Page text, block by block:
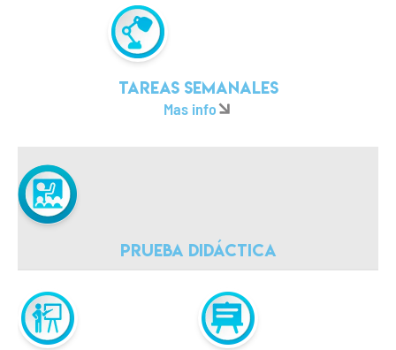
Tareas semanales
Mas info
Prueba didáctica